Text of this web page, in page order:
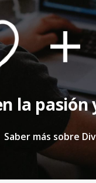
la pasión
Saber más sobre